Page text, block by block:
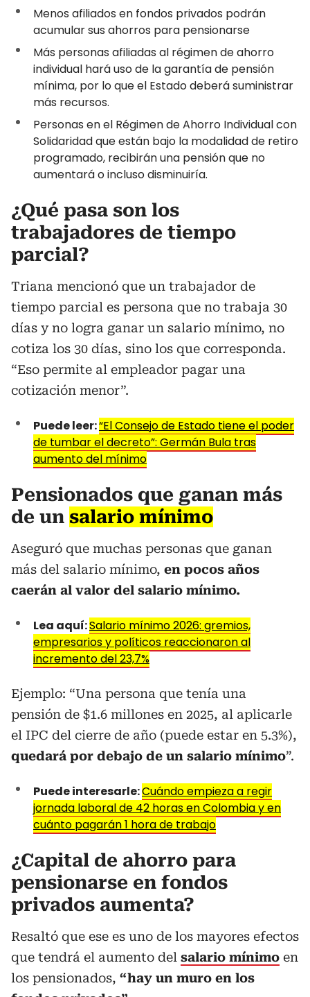
Menos afiliados en fondos privados podrán
acumular sus ahorros para pensionarse
Más personas afiliadas al régimen de ahorro
individual hará uso de la garantía de pensión
mínima, por lo que el Estado deberá suministrar
más recursos.
Personas en el Régimen de Ahorro Individual con
Solidaridad que están bajo la modalidad de retiro
programado, recibirán una pensión que no
aumentará o incluso disminuiría.
¿Qué pasa son los
trabajadores de tiempo
parcial?
Triana mencionó que un trabajador de
tiempo parcial es persona que no trabaja 30
días y no logra ganar un salario mínimo, no
cotiza los 30 días, sino los que corresponda.
“Eso permite al empleador pagar una
cotización menor”.
Puede leer:“El Consejo de Estado tiene el poder
de tumbar el decreto”: Germán Bula tras
aumento del mínimo
Pensionados que ganan más
de un salario mínimo
Aseguró que muchas personas que ganan
más del salario mínimo, en pocos años
caerán al valor del salario mínimo.
Lea aquí:Salario mínimo 2026: gremios,
empresarios y políticos reaccionaron al
incremento del 23,7%
Ejemplo: “Una persona que tenía una
pensión de $1.6 millones en 2025, al aplicarle
el IPC del cierre de año (puede estar en 5.3%),
quedará por debajo de un salario mínimo”.
Puede interesarle:Cuándo empieza a regir
jornada laboral de 42 horas en Colombia y en
cuánto pagarán 1 hora de trabajo
¿Capital de ahorro para
pensionarse en fondos
privados aumenta?
Resaltó que ese es uno de los mayores efectos
que tendrá el aumento del salario mínimo en
los pensionados, “hay un muro en los